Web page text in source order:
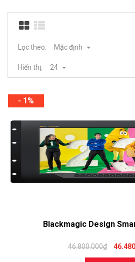
Lọc theo: Mặc định
Hiển thị: 24
- 1%
Blackmagic Design
46.800.000₫